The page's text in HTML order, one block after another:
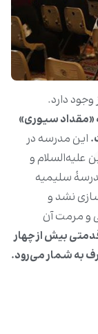
دارد.
«مقداد سیوری»
این مدرسه در
علیه‌السلام و
سلیمیه
نشد و
و مرمت آن
بیش از چهار
به شمار می‌رود.